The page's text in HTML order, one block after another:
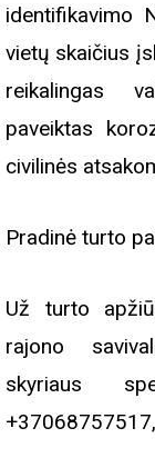
identifikavimo
vietų skaičius
reikalingas
paveiktas
civilinės
Pradinė turto
Už turto
rajono
skyriaus